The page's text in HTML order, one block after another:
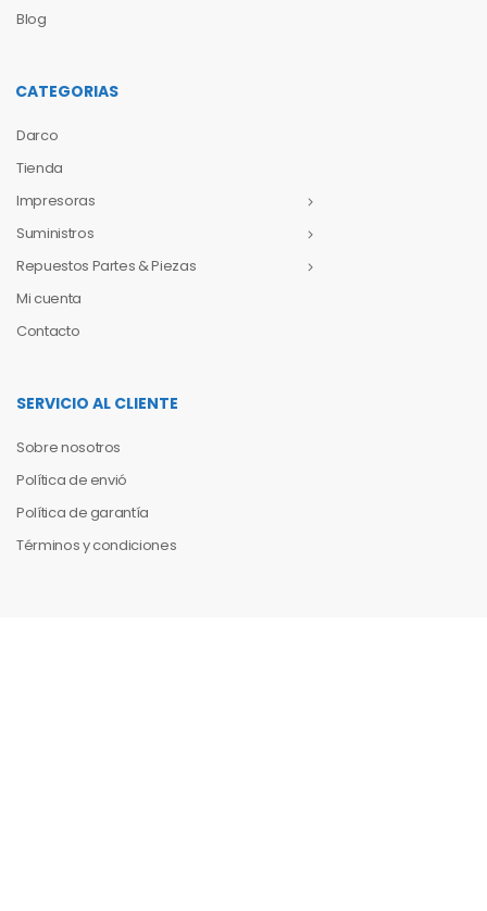
Blog
CATEGORIAS
Darco
Tienda
Impresoras
Suministros
Repuestos Partes & Piezas
Mi cuenta
Contacto
SERVICIO AL CLIENTE
Sobre nosotros
Política de envió
Política de garantía
Términos y condiciones